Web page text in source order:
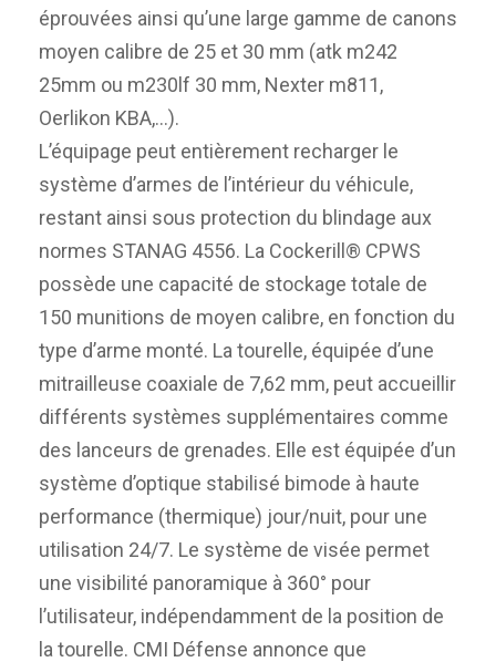
éprouvées ainsi qu’une large gamme de canons
moyen calibre de 25 et 30 mm (atk m242
25mm ou m230lf 30 mm, Nexter m811,
Oerlikon KBA,…).
L’équipage peut entièrement recharger le
système d’armes de l’intérieur du véhicule,
restant ainsi sous protection du blindage aux
normes STANAG 4556. La Cockerill® CPWS
possède une capacité de stockage totale de
150 munitions de moyen calibre, en fonction du
type d’arme monté. La tourelle, équipée d’une
mitrailleuse coaxiale de 7,62 mm, peut accueillir
différents systèmes supplémentaires comme
des lanceurs de grenades. Elle est équipée d’un
système d’optique stabilisé bimode à haute
performance (thermique) jour/nuit, pour une
utilisation 24/7. Le système de visée permet
une visibilité panoramique à 360° pour
l’utilisateur, indépendamment de la position de
la tourelle. CMI Défense annonce que